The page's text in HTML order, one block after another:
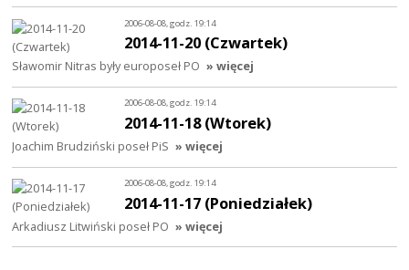
2006-08-08, godz. 19:14
2014-11-20 (Czwartek)
Sławomir Nitras były europoseł PO » więcej
2006-08-08, godz. 19:14
2014-11-18 (Wtorek)
Joachim Brudziński poseł PiS » więcej
2006-08-08, godz. 19:14
2014-11-17 (Poniedziałek)
Arkadiusz Litwiński poseł PO » więcej